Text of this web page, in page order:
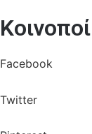
Facebook
Twitter